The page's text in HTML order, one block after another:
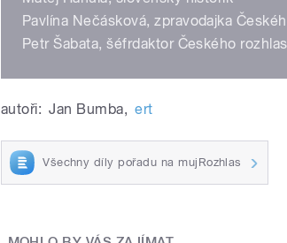
Pavlína Nečásková, zpravodajka
Petr Šabata, šéfrdaktor Českého
autoři: Jan Bumba, ert
Všechny díly pořadu na mujRozhlas